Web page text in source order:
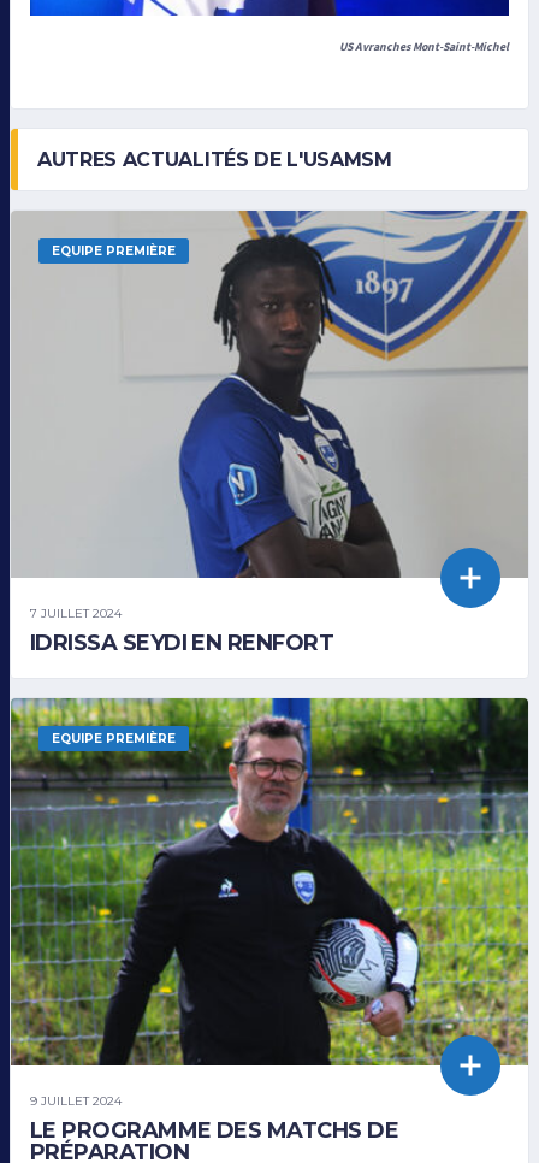
US Avranches Mont-Saint-Michel
AUTRES ACTUALITÉS DE L'USAMSM
EQUIPE PREMIÈRE
7 JUILLET 2024
IDRISSA SEYDI EN RENFORT
EQUIPE PREMIÈRE
9 JUILLET 2024
LE PROGRAMME DES MATCHS DE
PRÉPARATION